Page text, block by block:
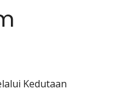
Kedutaan